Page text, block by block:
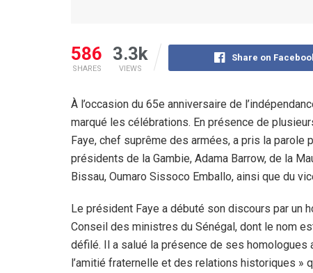
586
SHARES
3.3k
VIEWS
Share on
À l’occasion du 65e anniversaire de
marqué les célébrations. En présence de
Faye, chef suprême des armées, a pris la
présidents de la Gambie, Adama Barrow, de la
Bissau, Oumaro Sissoco Emballo, ainsi que du
Le président Faye a débuté son discours par un
Conseil des ministres du Sénégal, dont le nom
défilé. Il a salué la présence de ses
l’amitié fraternelle et des relations historiques »